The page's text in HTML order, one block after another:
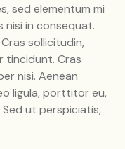
sed elementum mi
nisi in consequat.
sollicitudin,
tincidunt. Cras
nisi. Aenean
ligula, porttitor eu,
ut perspiciatis,